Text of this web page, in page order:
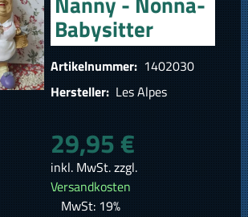
Babysitter
Artikelnummer: 1402030
Hersteller: Les Alpes
29,95 €
inkl. MwSt. zzgl.
Versandkosten
MwSt: 19%